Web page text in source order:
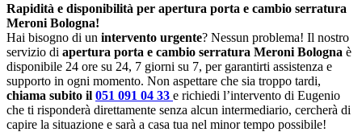
Rapidità e disponibilità per apertura porta e cambio serratura
Meroni Bologna!
Hai bisogno di un intervento urgente? Nessun problema! Il nostro
servizio di apertura porta e cambio serratura Meroni Bologna è
disponibile 24 ore su 24, 7 giorni su 7, per garantirti assistenza e
supporto in ogni momento. Non aspettare che sia troppo tardi,
chiama subito il 051 091 04 33 e richiedi l’intervento di Eugenio
che ti risponderà direttamente senza alcun intermediario, cercherà di
capire la situazione e sarà a casa tua nel minor tempo possibile!